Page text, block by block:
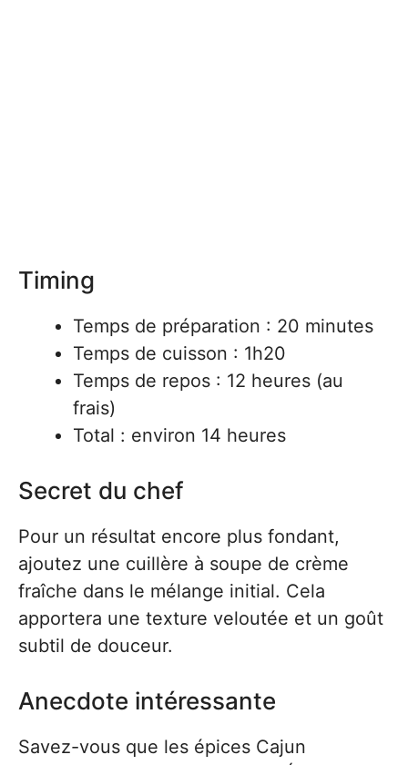
Timing
Temps de préparation : 20 minutes
Temps de cuisson : 1h20
Temps de repos : 12 heures (au
frais)
Total : environ 14 heures
Secret du chef
Pour un résultat encore plus fondant,
ajoutez une cuillère à soupe de crème
fraîche dans le mélange initial. Cela
apportera une texture veloutée et un goût
subtil de douceur.
Anecdote intéressante
Savez-vous que les épices Cajun